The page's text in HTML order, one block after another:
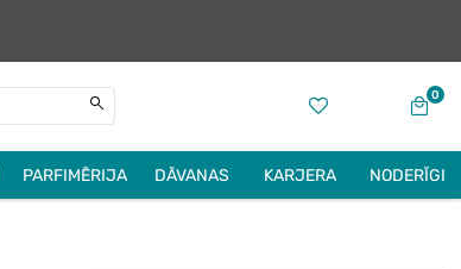
0
PARFIMĒRIJA DĀVANAS KARJERA NODERĪGI